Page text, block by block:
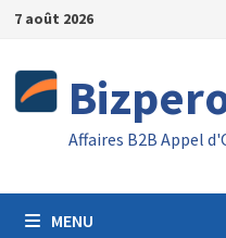
Passer
contenu
7 août 2026
Affaires B2B Appel
MENU